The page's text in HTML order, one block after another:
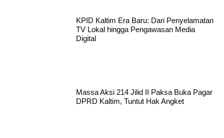
KPID Kaltim Era Baru: Dari Penyelamatan
TV Lokal hingga Pengawasan Media
Digital
Massa Aksi 214 Jilid II Paksa Buka Pagar
DPRD Kaltim, Tuntut Hak Angket